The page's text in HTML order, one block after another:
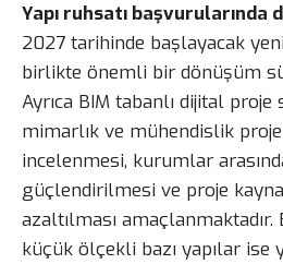
Yapı ruhsatı başvurularında
2027 tarihinde başlayacak
birlikte önemli bir dönüşüm
Ayrıca BIM tabanlı dijital
mimarlık ve mühendislik
incelenmesi, kurumlar
güçlendirilmesi ve proje
azaltılması
küçük ölçekli bazı yapılar